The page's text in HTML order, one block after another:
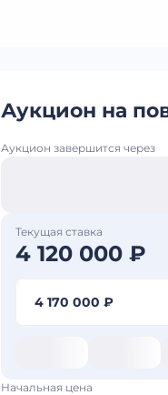
Аукцион на
Аукцион завершится через
Текущая ставка
4 120 000 ₽
4 170 000 ₽
Начальная цена